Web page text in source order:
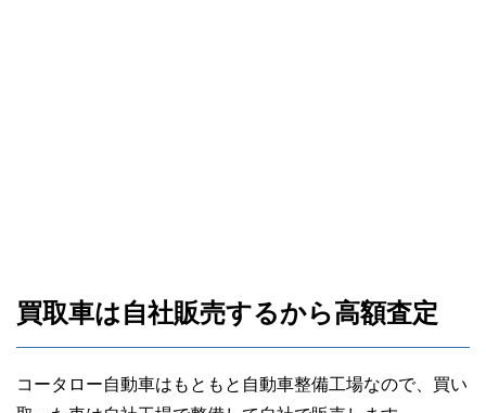
沖縄に住んでいて良かった！と思える業者
です。
買取車は自社販売するから高額査定
コータロー自動車はもともと自動車整備工場なので、買い